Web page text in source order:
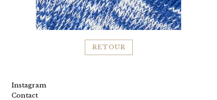
RETOUR
Instagram
Contact